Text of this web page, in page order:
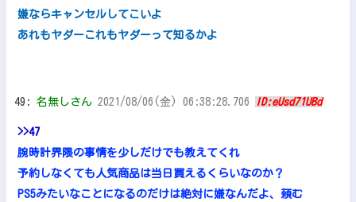
嫌ならキャンセルしてこいよ
あれもヤダーこれもヤダーって知るかよ
49: 名無しさん 2021/08/06(金) 06:38:28.706 ID:eUsd71UBd
>>47
腕時計界隈の事情を少しだけでも教えてくれ
予約しなくても人気商品は当日買えるくらいなのか？
PS5みたいなことになるのだけは絶対に嫌なんだよ、頼む